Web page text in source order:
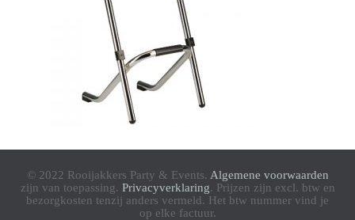
© 2022 Rooijakkers Party & Events. Algemene voorwaarden
zijn van toepassing. Privacyverklaring. Prijzen zijn excl. btw en
bezorgkosten tenzij anders vermeld. Het btw nummer vind je
op elke factuur.